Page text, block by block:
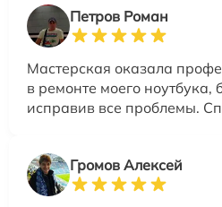
Петров Роман
Мастерская оказала
в ремонте моего ноутбука,
исправив все проблемы.
Громов Алексей